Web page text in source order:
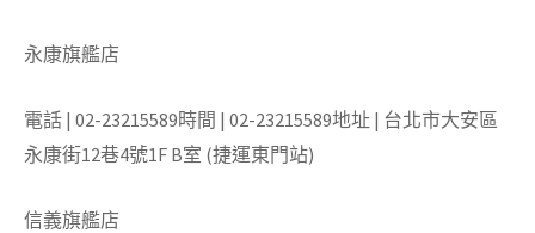
永康旗艦店
電話 | 02-23215589時間 | 02-23215589地址 | 台北市大安區
永康街12巷4號1F B室 (捷運東門站)
信義旗艦店